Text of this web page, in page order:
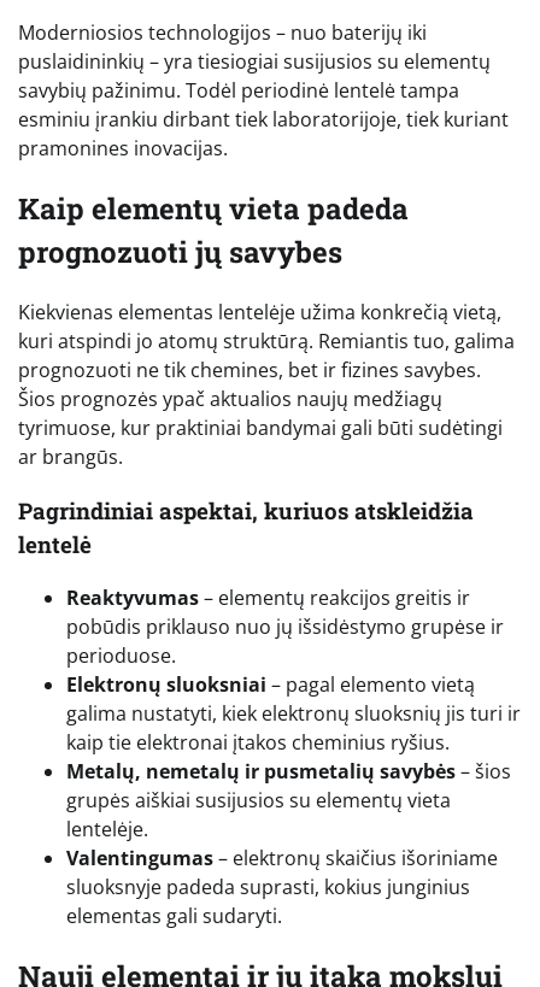
Moderniosios technologijos – nuo baterijų iki
puslaidininkių – yra tiesiogiai susijusios su elementų
savybių pažinimu. Todėl periodinė lentelė tampa
esminiu įrankiu dirbant tiek laboratorijoje, tiek kuriant
pramonines inovacijas.
Kaip elementų vieta padeda
prognozuoti jų savybes
Kiekvienas elementas lentelėje užima konkrečią vietą,
kuri atspindi jo atomų struktūrą. Remiantis tuo, galima
prognozuoti ne tik chemines, bet ir fizines savybes.
Šios prognozės ypač aktualios naujų medžiagų
tyrimuose, kur praktiniai bandymai gali būti sudėtingi
ar brangūs.
Pagrindiniai aspektai, kuriuos atskleidžia
lentelė
Reaktyvumas– elementų reakcijos greitis ir
pobūdis priklauso nuo jų išsidėstymo grupėse ir
perioduose.
Elektronų sluoksniai – pagal elemento vietą
galima nustatyti, kiek elektronų sluoksnių jis turi ir
kaip tie elektronai įtakos cheminius ryšius.
Metalų, nemetalų ir pusmetalių savybės– šios
grupės aiškiai susijusios su elementų vieta
lentelėje.
Valentingumas– elektronų skaičius išoriniame
sluoksnyje padeda suprasti, kokius junginius
elementas gali sudaryti.
Nauji elementai ir jų įtaka mokslui